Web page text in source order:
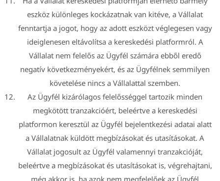
eszköz különleges kockázatnak van kitéve, a Vállalat
fenntartja a jogot, hogy az adott eszközt véglegesen vagy
ideiglenesen eltávolítsa a kereskedési platformról. A
Vállalat nem felelős az Ügyfél számára ebből eredő
negatív következményekért, és az Ügyfélnek semmilyen
követelése nincs a Vállalattal szemben.
Az Ügyfél kizárólagos felelősséggel tartozik minden
megkötött tranzakcióért, beleértve a kereskedési
platformon keresztül az Ügyfél bejelentkezési adatai alatt
a Vállalatnak küldött megbízásokat és utasításokat. A
Vállalat jogosult az Ügyfél valamennyi tranzakcióját,
beleértve a megbízásokat és utasításokat is, végrehajtani,
még akkor is, ha azok nem megfelelőek az Ügyfél